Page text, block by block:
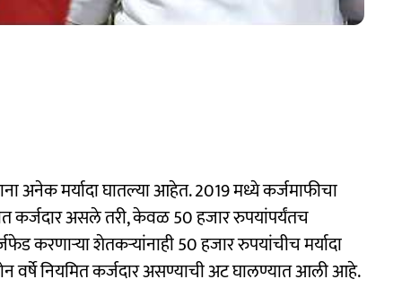
अनेक मर्यादा घातल्या आहेत. 2019 मध्ये कर्जमाफीचा
कर्जदार असले तरी, केवळ 50 हजार रुपयांपर्यंतच
करणाऱ्या शेतकऱ्यांनाही 50 हजार रुपयांचीच मर्यादा
वर्षे नियमित कर्जदार असण्याची अट घालण्यात आली आहे.